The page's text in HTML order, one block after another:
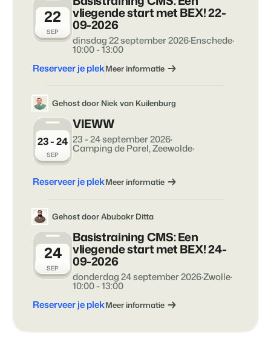
BEX Overzicht
Ontdek de eindeloze mogelijkheden van het Booking
Experts Platform.
Voor Vakantieparken
Ontdek de voordelen van Booking Experts voor
Vakantieparken.
Voor Concerns
Ontdek de voordelen van Booking Experts voor Concerns &
Groepen.
Contact
Neem contact op
Leer de mensen achter Booking Experts kennen
Vastgoedprojecten
transformeren tot
volgeboekte vakantieparken
Klantverhaal Hofparken
22
SEP
vliegende start met BEX! 22-
09-2026
dinsdag 22 september 2026·Enschede·
10:00 - 13:00
Reserveer je plekMeer informatie
Gehost door Niek van Kuilenburg
23 - 24
SEP
VIEWW
23 - 24 september 2026·
Camping de Parel, Zeewolde·
Reserveer je plekMeer informatie
Gehost door Abubakr Ditta
24
SEP
Basistraining CMS: Een
vliegende start met BEX! 24-
09-2026
donderdag 24 september 2026·Zwolle·
10:00 - 13:00
Reserveer je plekMeer informatie